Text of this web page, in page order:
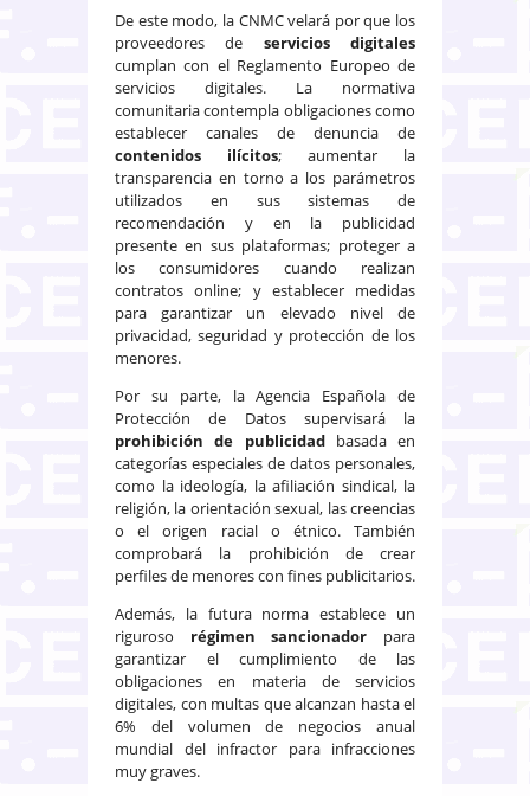
De este modo, la CNMC velará por que los
proveedores de servicios digitales
cumplan con el Reglamento Europeo de
servicios digitales. La normativa
comunitaria contempla obligaciones como
establecer canales de denuncia de
contenidos ilícitos; aumentar la
transparencia en torno a los parámetros
utilizados en sus sistemas de
recomendación y en la publicidad
presente en sus plataformas; proteger a
los consumidores cuando realizan
contratos online; y establecer medidas
para garantizar un elevado nivel de
privacidad, seguridad y protección de los
menores.
Por su parte, la Agencia Española de
Protección de Datos supervisará la
prohibición de publicidadbasada en
categorías especiales de datos personales,
como la ideología, la afiliación sindical, la
religión, la orientación sexual, las creencias
o el origen racial o étnico. También
comprobará la prohibición de crear
perfiles de menores con fines publicitarios.
Además, la futura norma establece un
riguroso régimen sancionador para
garantizar el cumplimiento de las
obligaciones en materia de servicios
digitales, con multas que alcanzan hasta el
6% del volumen de negocios anual
mundial del infractor para infracciones
muy graves.